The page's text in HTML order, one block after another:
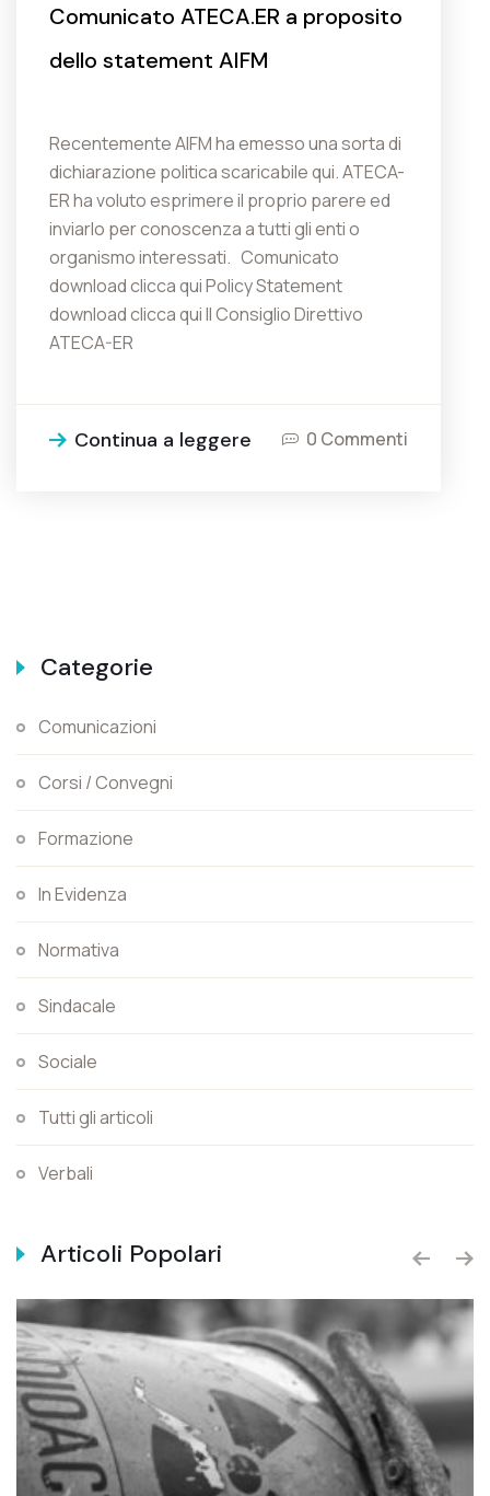
Comunicato ATECA.ER a proposito
dello statement AIFM
Recentemente AIFM ha emesso una sorta di
dichiarazione politica scaricabile qui. ATECA-
ER ha voluto esprimere il proprio parere ed
inviarlo per conoscenza a tutti gli enti o
organismo interessati. Comunicato
download clicca qui Policy Statement
download clicca qui Il Consiglio Direttivo
ATECA-ER
Continua a leggere 0 Commenti
Categorie
Comunicazioni
Corsi / Convegni
Formazione
In Evidenza
Normativa
Sindacale
Sociale
Tutti gli articoli
Verbali
Articoli Popolari